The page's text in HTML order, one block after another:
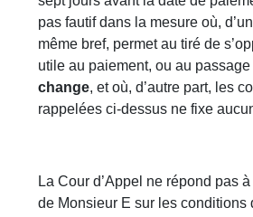
pas fautif dans la mesure où,
même bref, permet au tiré de
utile au paiement, ou au
change, et où, d’autre part, les
rappelées ci-dessus ne fixe
La Cour d’Appel ne répond pas
de Monsieur E sur les conditions